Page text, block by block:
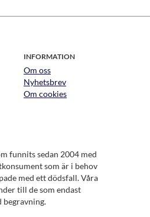
INFORMATION
Om oss
Nyhetsbrev
Om cookies
funnits sedan 2004 med
som är i behov
med ett dödsfall. Våra
till de som endast